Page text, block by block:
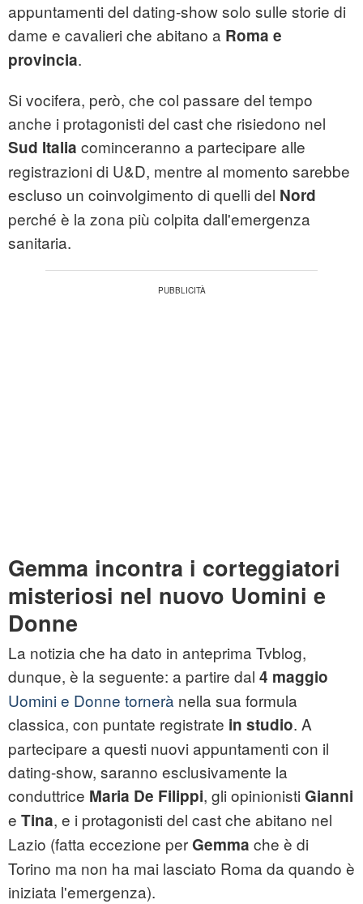
appuntamenti del dating-show solo sulle storie di
dame e cavalieri che abitano a Roma e
provincia.
Si vocifera, però, che col passare del tempo
anche i protagonisti del cast che risiedono nel
Sud Italia cominceranno a partecipare alle
registrazioni di U&D, mentre al momento sarebbe
escluso un coinvolgimento di quelli del Nord
perché è la zona più colpita dall'emergenza
sanitaria.
Gemma incontra i corteggiatori
misteriosi nel nuovo Uomini e
Donne
La notizia che ha dato in anteprima Tvblog,
dunque, è la seguente: a partire dal 4 maggio
Uomini e Donne tornerà nella sua formula
classica, con puntate registrate in studio. A
partecipare a questi nuovi appuntamenti con il
dating-show, saranno esclusivamente la
conduttrice Maria De Filippi, gli opinionisti Gianni
e Tina, e i protagonisti del cast che abitano nel
Lazio (fatta eccezione perGemma che è di
Torino ma non ha mai lasciato Roma da quando è
iniziata l'emergenza).